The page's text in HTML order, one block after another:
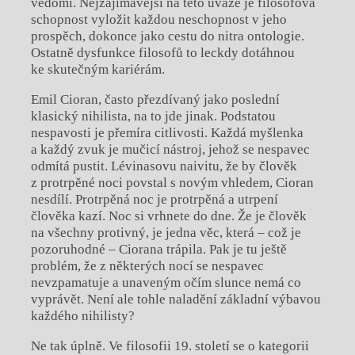
vědomí. Nejzajímavější na této úvaze je filosofova
schopnost vyložit každou neschopnost v jeho
prospěch, dokonce jako cestu do nitra ontologie.
Ostatně dysfunkce filosofů to leckdy dotáhnou
ke skutečným kariérám.
Emil Cioran, často přezdívaný jako poslední
klasický nihilista, na to jde jinak. Podstatou
nespavosti je přemíra citlivosti. Každá myšlenka
a každý zvuk je mučicí nástroj, jehož se nespavec
odmítá pustit. Lévinasovu naivitu, že by člověk
z protrpěné noci povstal s novým vhledem, Cioran
nesdílí. Protrpěná noc je protrpěná a utrpení
člověka kazí. Noc si vrhnete do dne. Že je člověk
na všechny protivný, je jedna věc, která – což je
pozoruhodné – Ciorana trápila. Pak je tu ještě
problém, že z některých nocí se nespavec
nevzpamatuje a unaveným očím slunce nemá co
vyprávět. Není ale tohle naladění základní výbavou
každého nihilisty?
Ne tak úplně. Ve filosofii 19. století se o kategorii